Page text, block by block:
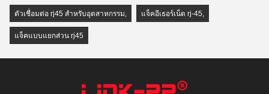
ตัวเชื่อมต่อ rj45 สำหรับอุตสาหกรรม, แจ็คอีเธอร์เน็ต rj-45,
แจ็คแบบแยกส่วน rj45